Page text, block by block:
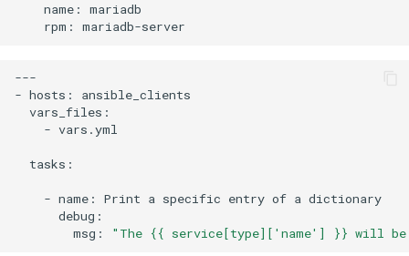
name:
rpm:
---
- hosts:
- vars.yml
tasks:
- name: Print a specific entry of a
msg:
"The {{ service[type]['name'] }} will